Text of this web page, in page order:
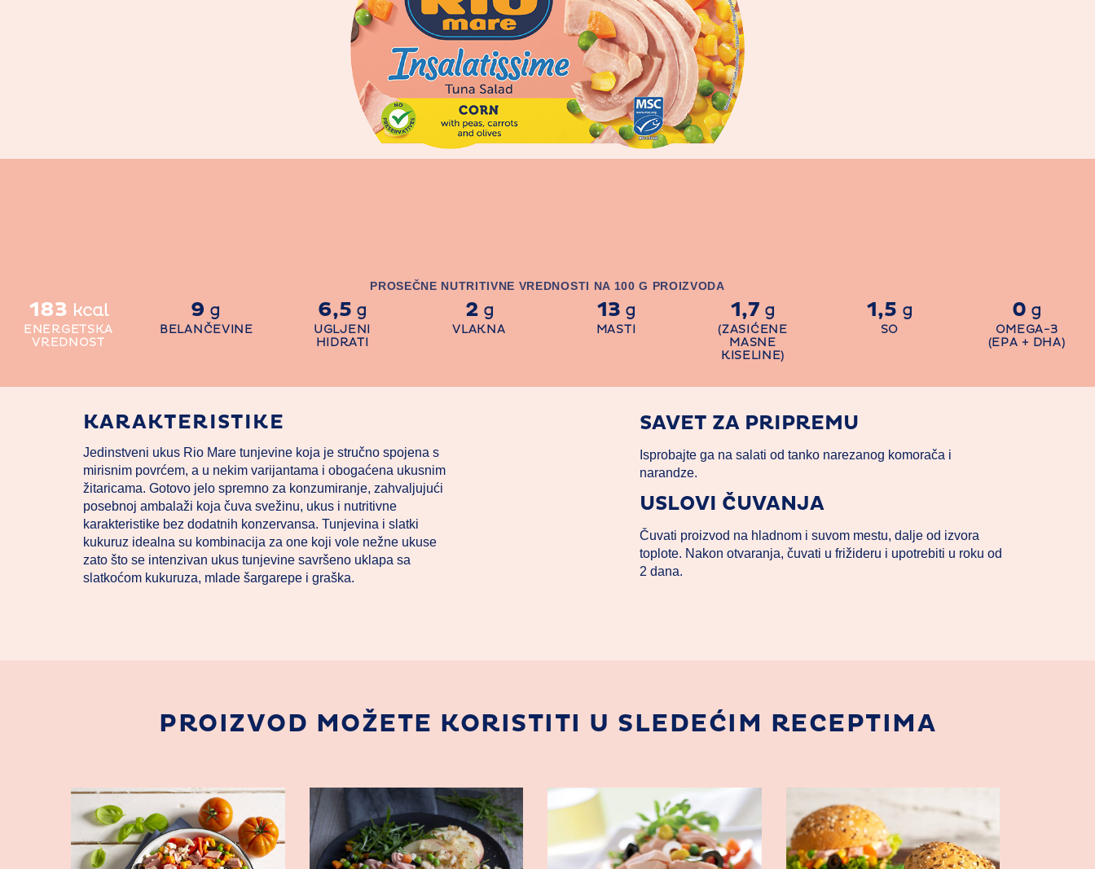
PROSEČNE NUTRITIVNE VREDNOSTI NA 100 G PROIZVODA
183 kcal
ENERGETSKA
VREDNOST
9 g
BELANČEVINE
6,5 g
UGLJENI
HIDRATI
2 g
VLAKNA
13 g
MASTI
1,7 g
(ZASIĆENE
MASNE
KISELINE)
1,5 g
SO
0 g
OMEGA-3
(EPA + DHA)
KARAKTERISTIKE
Jedinstveni ukus Rio Mare tunjevine koja je stručno spojena s
mirisnim povrćem, a u nekim varijantama i obogaćena ukusnim
žitaricama. Gotovo jelo spremno za konzumiranje, zahvaljujući
posebnoj ambalaži koja čuva svežinu, ukus i nutritivne
karakteristike bez dodatnih konzervansa. Tunjevina i slatki
kukuruz idealna su kombinacija za one koji vole nežne ukuse
zato što se intenzivan ukus tunjevine savršeno uklapa sa
slatkoćom kukuruza, mlade šargarepe i graška.
SAVET ZA PRIPREMU
Isprobajte ga na salati od tanko narezanog komorača i
narandze.
USLOVI ČUVANJA
Čuvati proizvod na hladnom i suvom mestu, dalje od izvora
toplote. Nakon otvaranja, čuvati u frižideru i upotrebiti u roku od
2 dana.
PROIZVOD MOŽETE KORISTITI U SLEDEĆIM RECEPTIMA